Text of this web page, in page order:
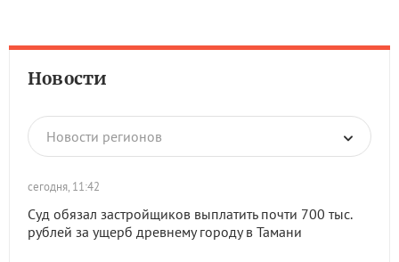
Новости
Новости регионов
сегодня, 11:42
Суд обязал застройщиков выплатить почти 700 тыс.
рублей за ущерб древнему городу в Тамани